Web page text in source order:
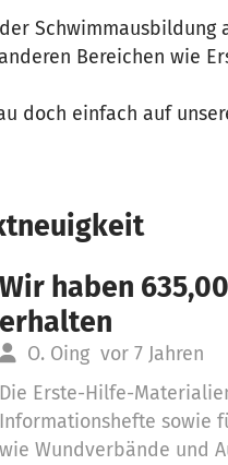
Schwimmausbildung
Bereichen wie
doch einfach auf
Wir haben
erhalten
O. Oing vor 7 Jahren
Die Erste-Hilfe-
Informationshefte sowie
wie Wundverbände und